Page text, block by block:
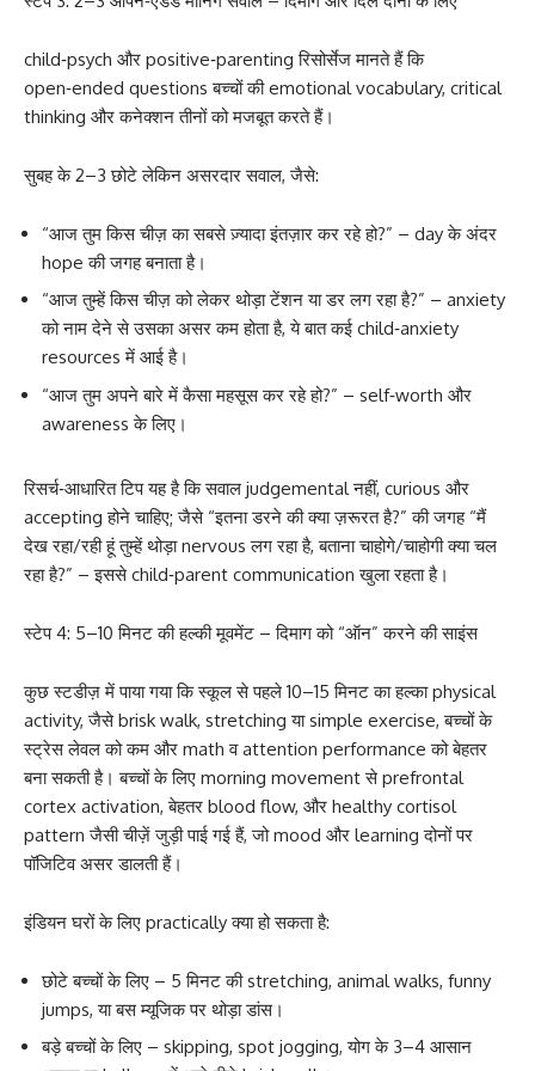
child‑psych और positive‑parenting रिसोर्सेज मानते हैं कि
open‑ended questions बच्चों की emotional vocabulary, critical
thinking और कनेक्शन तीनों को मजबूत करते हैं।
सुबह के 2–3 छोटे लेकिन असरदार सवाल, जैसे:
“आज तुम किस चीज़ का सबसे ज़्यादा इंतज़ार कर रहे हो?” – day के अंदर
hope की जगह बनाता है।
“आज तुम्हें किस चीज़ को लेकर थोड़ा टेंशन या डर लग रहा है?” – anxiety
को नाम देने से उसका असर कम होता है, ये बात कई child‑anxiety
resources में आई है।
“आज तुम अपने बारे में कैसा महसूस कर रहे हो?” – self‑worth और
awareness के लिए।
रिसर्च‑आधारित टिप यह है कि सवाल judgemental नहीं, curious और
accepting होने चाहिए; जैसे “इतना डरने की क्या ज़रूरत है?” की जगह “मैं
देख रहा/रही हूं तुम्हें थोड़ा nervous लग रहा है, बताना चाहोगे/चाहोगी क्या चल
रहा है?” – इससे child‑parent communication खुला रहता है।
स्टेप 4: 5–10 मिनट की हल्की मूवमेंट – दिमाग को “ऑन” करने की साइंस
कुछ स्टडीज़ में पाया गया कि स्कूल से पहले 10–15 मिनट का हल्का physical
activity, जैसे brisk walk, stretching या simple exercise, बच्चों के
स्ट्रेस लेवल को कम और math व attention performance को बेहतर
बना सकती है। बच्चों के लिए morning movement से prefrontal
cortex activation, बेहतर blood flow, और healthy cortisol
pattern जैसी चीज़ें जुड़ी पाई गई हैं, जो mood और learning दोनों पर
पॉजिटिव असर डालती हैं।
इंडियन घरों के लिए practically क्या हो सकता है:
छोटे बच्चों के लिए – 5 मिनट की stretching, animal walks, funny
jumps, या बस म्यूजिक पर थोड़ा डांस।
बड़े बच्चों के लिए – skipping, spot jogging, योग के 3–4 आसान